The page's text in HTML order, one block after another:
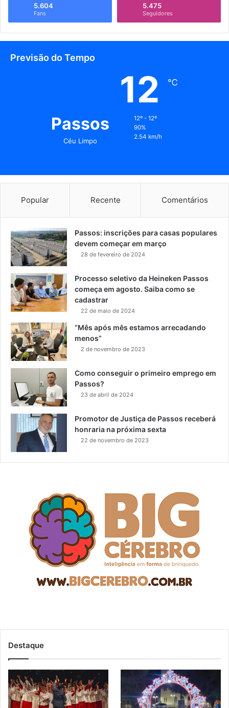
5.604
Fans
5.475
Seguidores
Previsão do Tempo
Passos
Céu Limpo
12 ℃
12º - 12º
90%
2.54 km/h
Popular Recente Comentários
Passos: inscrições para casas populares
devem começar em março
28 de fevereiro de 2024
Processo seletivo da Heineken Passos
começa em agosto. Saiba como se
cadastrar
22 de maio de 2024
“Mês após mês estamos arrecadando
menos”
2 de novembro de 2023
Como conseguir o primeiro emprego em
Passos?
23 de abril de 2024
Promotor de Justiça de Passos receberá
honraria na próxima sexta
22 de novembro de 2023
Destaque